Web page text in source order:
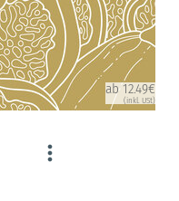
ab 12.49€
(inkl. USt)